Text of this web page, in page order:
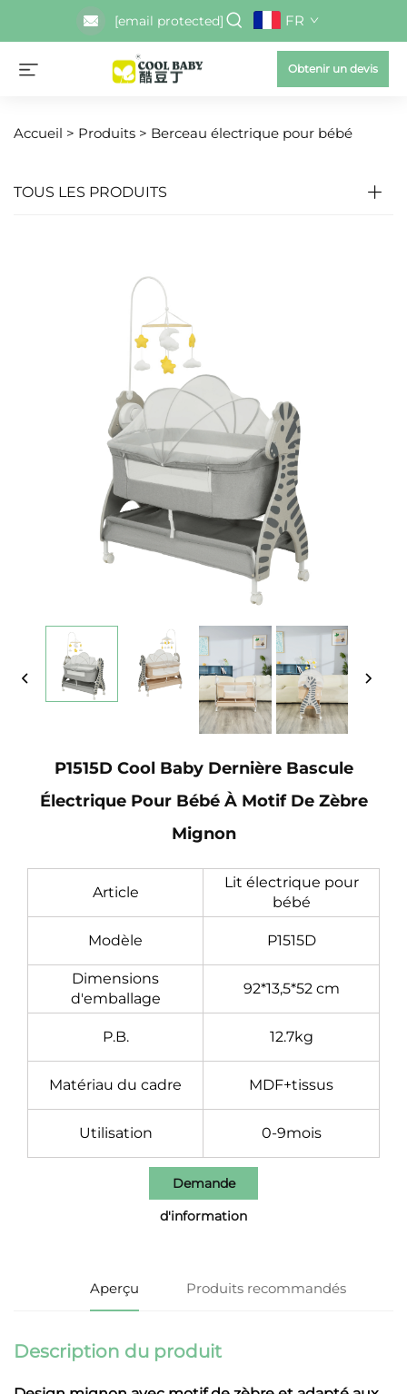
[email protected] FR
Obtenir un devis
Accueil > Produits > Berceau électrique pour bébé
TOUS LES PRODUITS
P1515D Cool Baby Dernière Bascule
Électrique Pour Bébé À Motif De Zèbre
Mignon
Article
Lit électrique pour
bébé
Modèle P1515D
Dimensions
d'emballage
92*13,5*52 cm
P.B. 12.7kg
Matériau du cadre MDF+tissus
Utilisation 0-9mois
Demande
d'information
Aperçu Produits recommandés
Description du produit